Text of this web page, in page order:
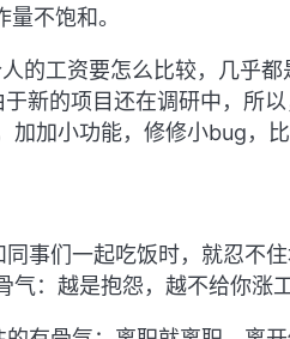
不饱和。
的工资要怎么比较，几乎
新的项目还在调研中，所
加小功能，修修小bug，比
事们一起吃饭时，就忍不
：越是抱怨，越不给你涨